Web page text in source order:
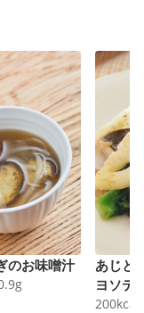
のお味噌汁
g
あじと
ヨソテ
200kcal